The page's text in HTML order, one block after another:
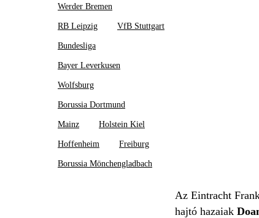
Werder Bremen
RB Leipzig VfB Stuttgart
Bundesliga
Bayer Leverkusen
Wolfsburg
Borussia Dortmund
Mainz Holstein Kiel
Hoffenheim Freiburg
Borussia Mönchengladbach
Az Eintracht
hajtó hazaiak